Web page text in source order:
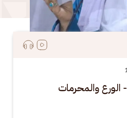
رسالة المعاونة -16- الورع والمحرمات